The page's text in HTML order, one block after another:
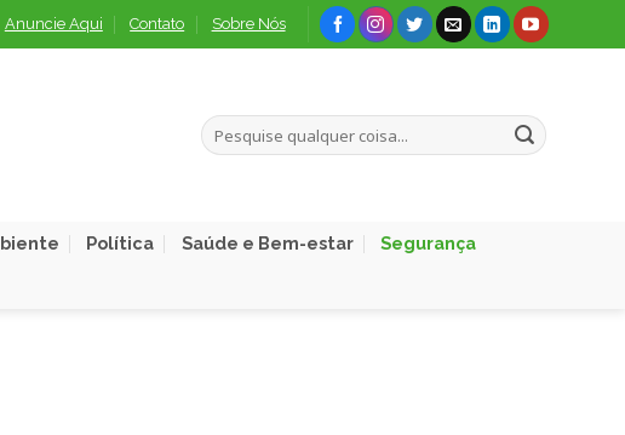
Anuncie Aqui Contato Sobre Nós
Política Saúde e Bem-estar Segurança